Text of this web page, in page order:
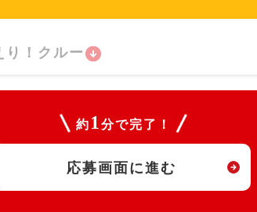
り！クルー
約 1 分で完了！
応募画面に進む